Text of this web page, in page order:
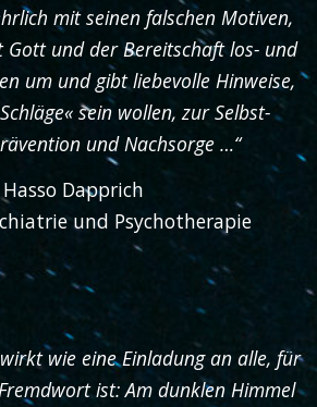
mit seinen falschen Motiven,
Gott und der Bereitschaft los- und
um und gibt liebevolle Hinweise,
sein wollen, zur Selbst-
und Nachsorge …“
Hasso Dapprich
und Psychotherapie
wie eine Einladung an alle, für
ist: Am dunklen Himmel